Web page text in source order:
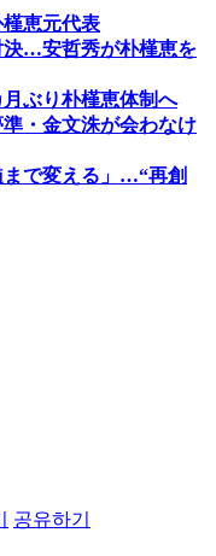
恵元代表
決…安哲秀が朴槿恵を
ぶり朴槿恵体制へ
準・金文洙が会わなけ
で変える」…“再創
공유하기